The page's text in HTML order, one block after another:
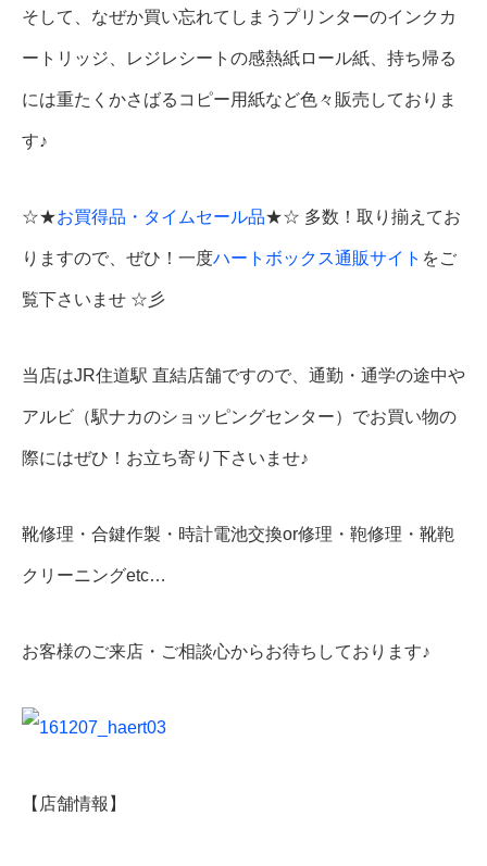
そして、なぜか買い忘れてしまうプリンターのインクカ
ートリッジ、レジレシートの感熱紙ロール紙、持ち帰る
には重たくかさばるコピー用紙など色々販売しておりま
す♪
☆★お買得品・タイムセール品★☆ 多数！取り揃えてお
りますので、ぜひ！一度ハートボックス通販サイト をご
覧下さいませ ☆彡
当店はJR住道駅 直結店舗ですので、通勤・通学の途中や
アルビ（駅ナカのショッピングセンター）でお買い物の
際にはぜひ！お立ち寄り下さいませ♪
靴修理・合鍵作製・時計電池交換or修理・鞄修理・靴鞄
クリーニングetc…
お客様のご来店・ご相談心からお待ちしております♪
【店舗情報】